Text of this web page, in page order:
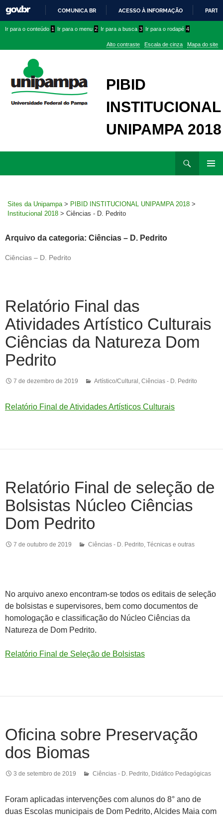
PARA
CONTEÚDO
COMUNICA BR ACESSO À INFORMAÇÃO
conteúdo
menu
superior
menu
Ir para o conteúdo 1 Ir para o menu 2 Ir para a busca 3 Ir para o rodapé 4
Alto contraste Escala de cinza Mapa do site
PIBID
INSTITUCIONAL
UNIPAMPA 2018
Sites da Unipampa > PIBID INSTITUCIONAL UNIPAMPA 2018 >
Institucional 2018 > Ciências - D. Pedrito
Arquivo da categoria: Ciências – D. Pedrito
Ciências – D. Pedrito
Relatório Final das
Atividades Artístico Culturais
Ciências da Natureza Dom
Pedrito
7 de dezembro de 2019 Artístico/Cultural Ciências - D. Pedrito
Relatório Final de Atividades Artísticos Culturais
Relatório Final de seleção de
Bolsistas Núcleo Ciências
Dom Pedrito
7 de outubro de 2019 Ciências - D. Pedrito Técnicas e outras
No arquivo anexo encontram-se todos os editais de seleção
de bolsistas e supervisores, bem como documentos de
homologação e classificação do Núcleo Ciências da
Natureza de Dom Pedrito.
Relatório Final de Seleção de Bolsistas
Oficina sobre Preservação
dos Biomas
3 de setembro de 2019 Ciências - D. Pedrito Didático Pedagógicas
Foram aplicadas intervenções com alunos do 8° ano de
duas Escolas municipais de Dom Pedrito, Alcides Maia com